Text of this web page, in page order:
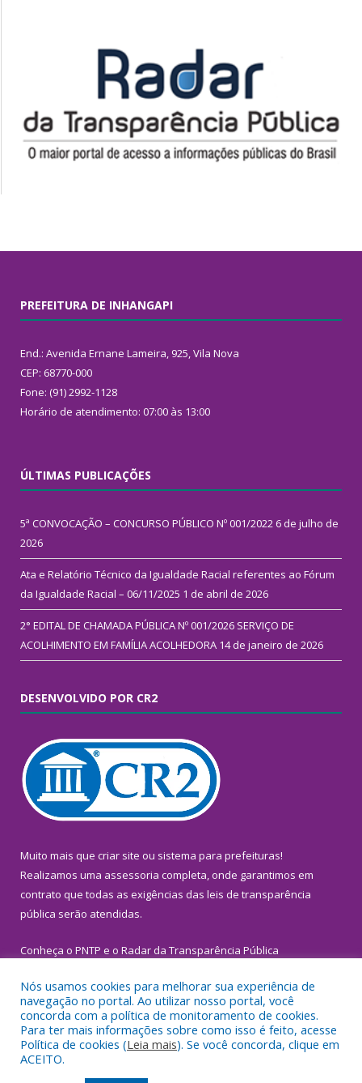
PREFEITURA DE INHANGAPI
End.: Avenida Ernane Lameira, 925, Vila Nova
CEP: 68770-000
Fone: (91) 2992-1128
Horário de atendimento: 07:00 às 13:00
ÚLTIMAS PUBLICAÇÕES
5ª CONVOCAÇÃO – CONCURSO PÚBLICO Nº 001/2022 6 de julho de
2026
Ata e Relatório Técnico da Igualdade Racial referentes ao Fórum
da Igualdade Racial – 06/11/2025 1 de abril de 2026
2° EDITAL DE CHAMADA PÚBLICA Nº 001/2026 SERVIÇO DE
ACOLHIMENTO EM FAMÍLIA ACOLHEDORA 14 de janeiro de 2026
DESENVOLVIDO POR CR2
Muito mais que criar site ou sistema para prefeituras!
Realizamos uma assessoria completa, onde garantimos em
contrato que todas as exigências das leis de transparência
pública serão atendidas.
Conheça o PNTP e o Radar da Transparência Pública
Todos os direitos reservados a Prefeitura Municipal de
Inhangapi.
Nós usamos cookies para melhorar sua experiência de
navegação no portal. Ao utilizar nosso portal, você
concorda com a política de monitoramento de cookies.
Para ter mais informações sobre como isso é feito, acesse
Política de cookies (Leia mais). Se você concorda, clique em
ACEITO.